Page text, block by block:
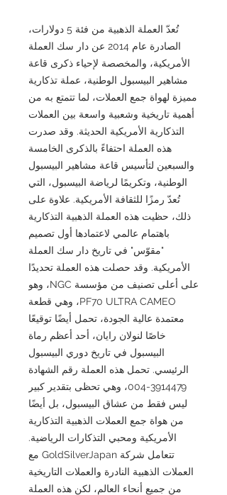
تُعدّ العملة الذهبية من فئة 5 دولارات،
الصادرة عام 2014 عن دار سك العملة
الأمريكية، والمخصصة لإحياء ذكرى قاعة
مشاهير البيسبول الوطنية، عملة تذكارية
مميزة لهواة جمع العملات، لما تتمتع به من
أهمية تاريخية وشعبية واسعة بين العملات
التذكارية الأمريكية الحديثة. وقد صدرت
هذه العملة احتفاءً بالذكرى الخامسة
والسبعين لتأسيس قاعة مشاهير البيسبول
الوطنية، وتكريمًا لرياضة البيسبول، التي
تُعدّ رمزًا للثقافة الأمريكية. علاوة على
ذلك، حظيت هذه العملة الذهبية التذكارية
باهتمام عالمي لاعتمادها أول تصميم
"مقوّس" في تاريخ دار سك العملة
الأمريكية. وقد حصلت هذه العملة تحديدًا
على أعلى تصنيف من مؤسسة NGC، وهو
PF70 ULTRA CAMEO، وهي قطعة
معتمدة عالية الجودة، تحمل أيضًا توقيعًا
خاصًا لنولان رايان، أحد أعظم رماة
البيسبول في تاريخ دوري البيسبول
الرئيسي. تحمل هذه العملة رقم الشهادة
3914479-004، وهي تحظى بتقدير كبير
ليس فقط من عشاق البيسبول، بل أيضًا
من هواة جمع العملات الذهبية التذكارية
الأمريكية ومحبي التذكارات الرياضية.
تتعامل شركة GoldSilverJapan مع
العملات الذهبية النادرة والعملات التاريخية
من جميع أنحاء العالم، لكن هذه العملة